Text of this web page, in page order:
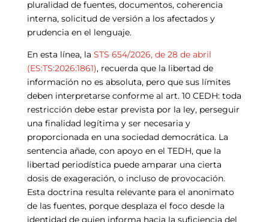
pluralidad de fuentes, documentos, coherencia
interna, solicitud de versión a los afectados y
prudencia en el lenguaje.
En esta línea, la STS 654/2026, de 28 de abril
(ES:TS:2026:1861), recuerda que la libertad de
información no es absoluta, pero que sus límites
deben interpretarse conforme al art. 10 CEDH: toda
restricción debe estar prevista por la ley, perseguir
una finalidad legítima y ser necesaria y
proporcionada en una sociedad democrática. La
sentencia añade, con apoyo en el TEDH, que la
libertad periodística puede amparar una cierta
dosis de exageración, o incluso de provocación.
Esta doctrina resulta relevante para el anonimato
de las fuentes, porque desplaza el foco desde la
identidad de quien informa hacia la suficiencia del